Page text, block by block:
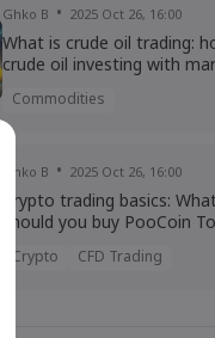
Ghko B 2025 Oct 26, 16:00
What is crude oil trading:
crude oil investing with
Commodities
Ghko B 2025 Oct 26, 16:00
Crypto trading basics:
should you buy PooCoin
Crypto CFD Trading